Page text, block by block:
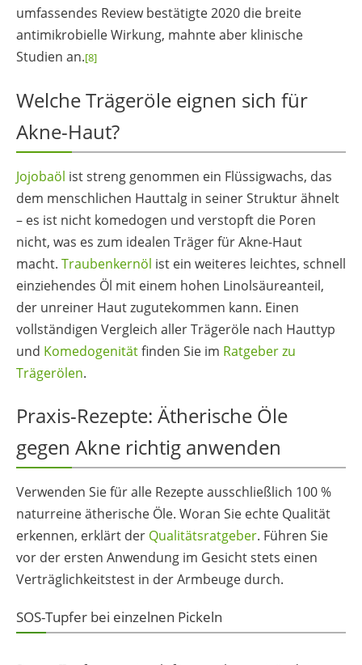
umfassendes Review bestätigte 2020 die breite
antimikrobielle Wirkung, mahnte aber klinische
Studien an.[8]
Welche Trägeröle eignen sich für
Akne-Haut?
Jojobaöl ist streng genommen ein Flüssigwachs, das
dem menschlichen Hauttalg in seiner Struktur ähnelt
– es ist nicht komedogen und verstopft die Poren
nicht, was es zum idealen Träger für Akne-Haut
macht. Traubenkernöl ist ein weiteres leichtes, schnell
einziehendes Öl mit einem hohen Linolsäureanteil,
der unreiner Haut zugutekommen kann. Einen
vollständigen Vergleich aller Trägeröle nach Hauttyp
und Komedogenitätfinden Sie im Ratgeber zu
Trägerölen.
Praxis-Rezepte: Ätherische Öle
gegen Akne richtig anwenden
Verwenden Sie für alle Rezepte ausschließlich 100 %
naturreine ätherische Öle. Woran Sie echte Qualität
erkennen, erklärt der Qualitätsratgeber. Führen Sie
vor der ersten Anwendung im Gesicht stets einen
Verträglichkeitstest in der Armbeuge durch.
SOS-Tupfer bei einzelnen Pickeln